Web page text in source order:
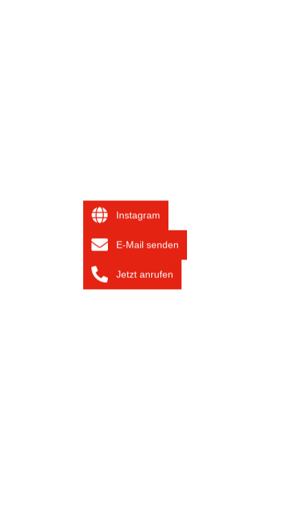
Instagram
E-Mail senden
Jetzt anrufen